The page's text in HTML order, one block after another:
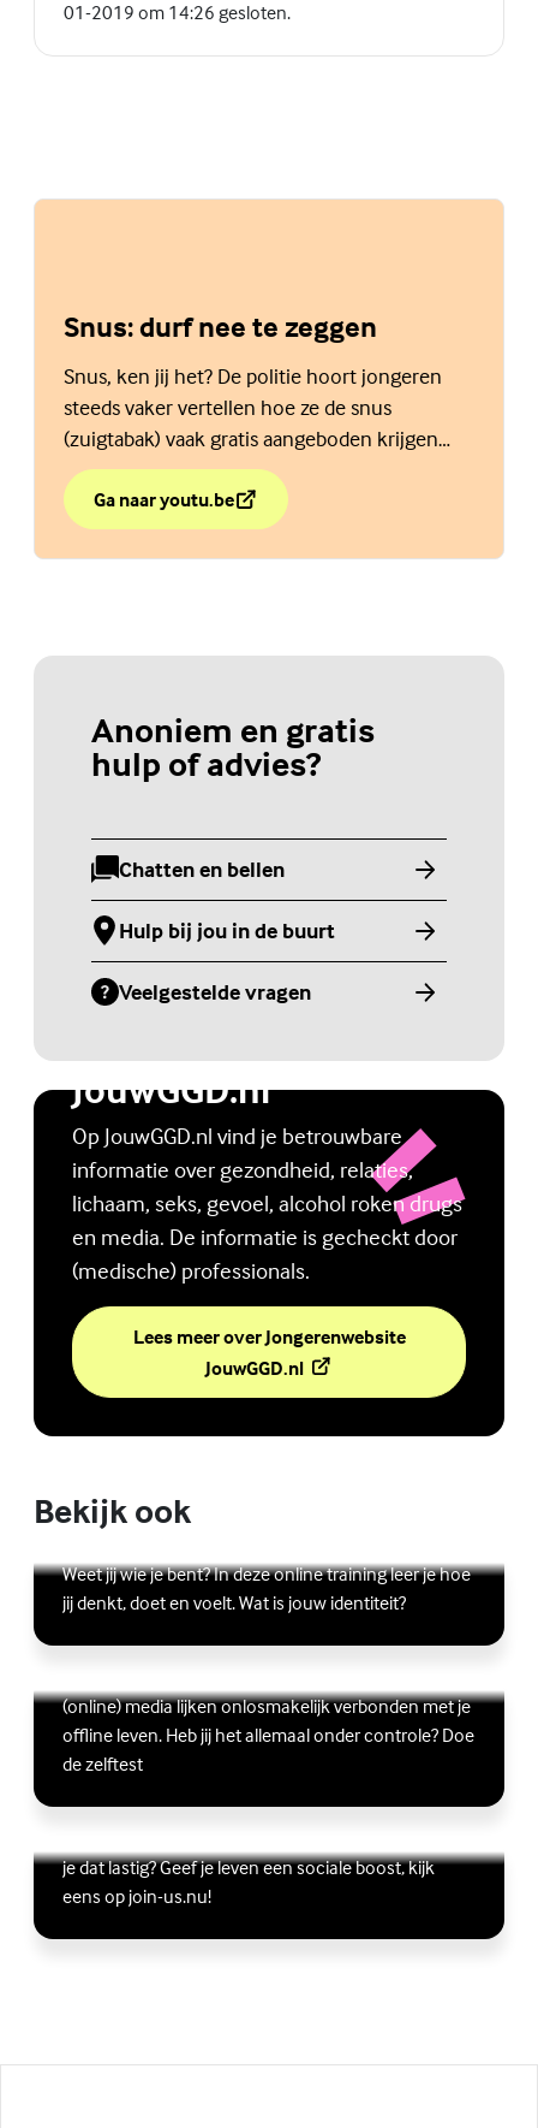
01-2019 om 14:26 gesloten.
Snus: durf nee te zeggen
Snus, ken jij het? De politie hoort jongeren
steeds vaker vertellen hoe ze de snus
(zuigtabak) vaak gratis aangeboden krijgen
bijvoorbeeld op school of op het
voetbalpleintje.
Ga naar youtu.be
over Snus: durf nee te zeggen
(Externe link)
Anoniem en gratis
hulp of advies?
Chatten en bellen
(Externe link)
Hulp bij jou in de buurt
(Externe link)
Veelgestelde vragen
(Externe link)
Jongerenwebsite
JouwGGD.nl
Op JouwGGD.nl vind je betrouwbare
informatie over gezondheid, relaties,
lichaam, seks, gevoel, alcohol roken drugs
en media. De informatie is gecheckt door
(medische) professionals.
Lees meer over Jongerenwebsite
JouwGGD.nl(Externe link)
Bekijk ook
Online zelfhulptraining - Wie ben ik?
Weet jij wie je bent? In deze online training leer je hoe
jij denkt, doet en voelt. Wat is jouw identiteit?
Lees meer over Online zelfhulptraining - Wie ben ik?
(Externe link)
Ben jij digitaal in balans?
(online) media lijken onlosmakelijk verbonden met je
offline leven. Heb jij het allemaal onder controle? Doe
de zelftest
Lees meer over Ben jij digitaal in balans?
(Externe link)
Vriendschap
je dat lastig? Geef je leven een sociale boost, kijk
eens op join-us.nu!
Lees meer over Vriendschap
(Externe link)